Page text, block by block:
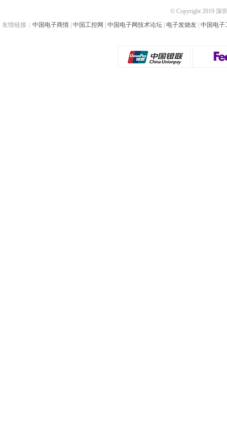
© Copyright 2019 深
友情链接： 中国电子商情 | 中国工控网 | 中国电子网技术论坛 | 电子发烧友 | 中国电子